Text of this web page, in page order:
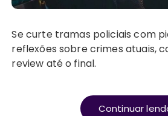
Se curte tramas policiais com piadas duvidosas e
reflexões sobre crimes atuais,
review até o final.
Continuar